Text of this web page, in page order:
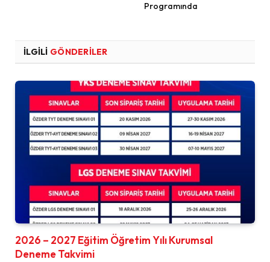
Programında
İLGILI GÖNDERILER
2026 – 2027 Eğitim Öğretim Yılı Kurumsal
Deneme Takvimi